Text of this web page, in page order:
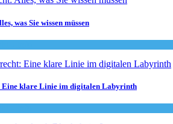
was Sie wissen müssen
Eine klare Linie im digitalen Labyrinth